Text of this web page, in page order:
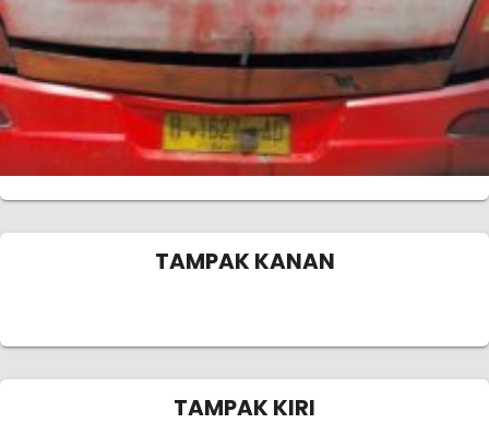
TAMPAK KANAN
TAMPAK KIRI